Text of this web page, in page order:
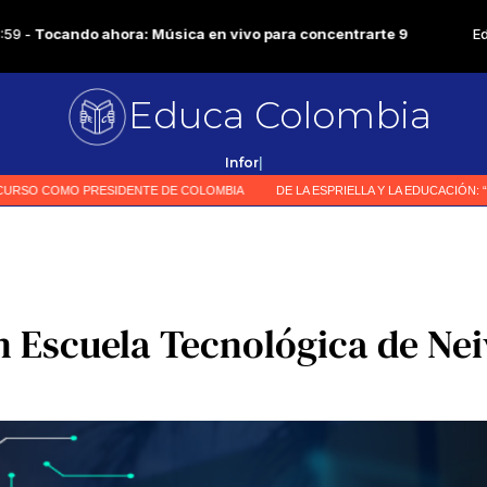
Educa Colombia
Pri|
Escuela Tecnológica de